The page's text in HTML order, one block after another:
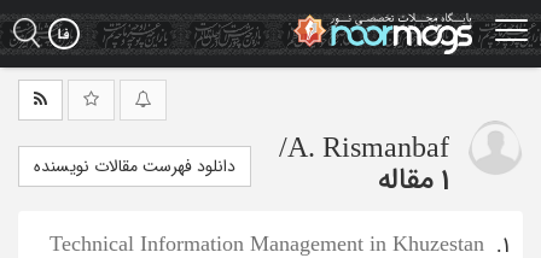
Skip
to
main
A. Rismanbaf
/
1 مقاله
دانلود فهرست مقالات نویسنده
1.
Technical Information Management in Khuzestan